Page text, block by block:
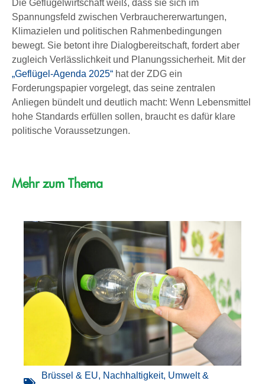
Die Geflügelwirtschaft weiß, dass sie sich im
Spannungsfeld zwischen Verbrauchererwartungen,
Klimazielen und politischen Rahmenbedingungen
bewegt. Sie betont ihre Dialogbereitschaft, fordert aber
zugleich Verlässlichkeit und Planungssicherheit. Mit der
„Geflügel-Agenda 2025“ hat der ZDG ein
Forderungspapier vorgelegt, das seine zentralen
Anliegen bündelt und deutlich macht: Wenn Lebensmittel
hohe Standards erfüllen sollen, braucht es dafür klare
politische Voraussetzungen.
Mehr zum Thema
Brüssel & EU, Nachhaltigkeit, Umwelt &